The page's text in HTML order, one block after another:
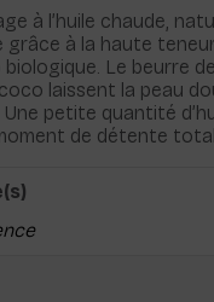
à l’huile chaude,
grâce à la haute
biologique. Le beurre
coco laissent la peau
petite quantité
de détente